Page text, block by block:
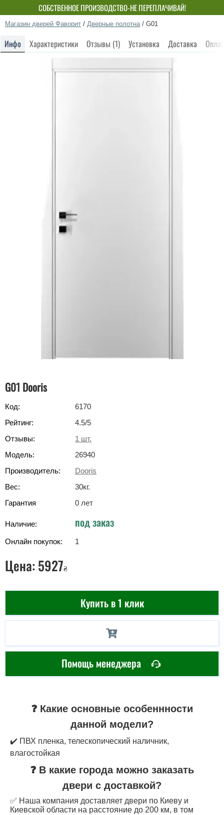
СОБСТВЕННОЕ ПРОИЗВОДСТВО-НЕ ПЕРЕПЛАЧИВАЙ!
Магазин дверей Фаворит / Дверные полотна / G01
Инфо Характеристики Отзывы (1) Установка Доставка
G01 Dooris
Код:
6170
Рейтинг:
4.5/5
Отзывы:
1 шт.
Модель:
26940
Производитель:
Dooris
Вес:
30кг.
Гарантия
0 лет
Наличие: под заказ
Онлайн покупок: 1
Цена: 5927₴
Купить в 1 клик
Помощь менеджера
❓ Какие основные особеннности
данной модели?
✔️ ПВХ пленка, телескопический наличник,
влагостойкая
❓ В какие города можно заказать
двери с доставкой?
✅ Наша компания доставляет двери по Киеву и
Киевской области на расстояние до 200 км, в том